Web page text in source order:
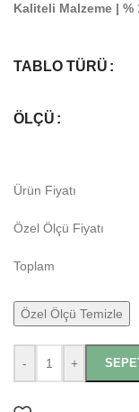
Kaliteli Malzeme |
TABLO TÜRÜ
ÖLÇÜ
Ürün Fiyatı
Özel Ölçü Fiyatı
Toplam
Özel Ölçü Temizle
- +